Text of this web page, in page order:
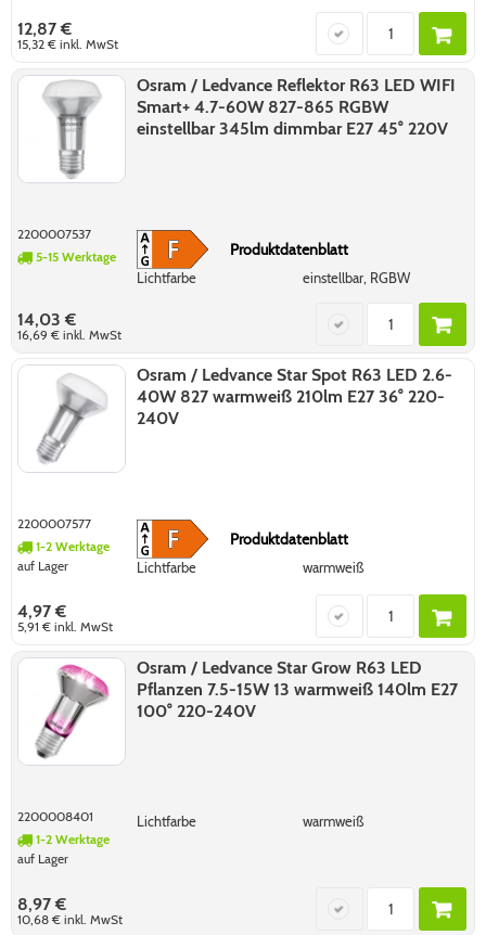
12,87 €
15,32 €inkl. MwSt
Osram / Ledvance Reflektor R63 LED WIFI
Smart+ 4.7-60W 827-865 RGBW
einstellbar 345lm dimmbar E27 45° 220V
2200007537
5-15 Werktage
Produktdatenblatt
Lichtfarbe einstellbar, RGBW
14,03 €
16,69 €inkl. MwSt
Osram / Ledvance Star Spot R63 LED 2.6-
40W 827 warmweiß 210lm E27 36° 220-
240V
2200007577
1-2 Werktage
auf Lager
Produktdatenblatt
Lichtfarbe warmweiß
4,97 €
5,91 €inkl. MwSt
Osram / Ledvance Star Grow R63 LED
Pflanzen 7.5-15W 13 warmweiß 140lm E27
100° 220-240V
2200008401
1-2 Werktage
auf Lager
Lichtfarbe warmweiß
8,97 €
10,68 €inkl. MwSt